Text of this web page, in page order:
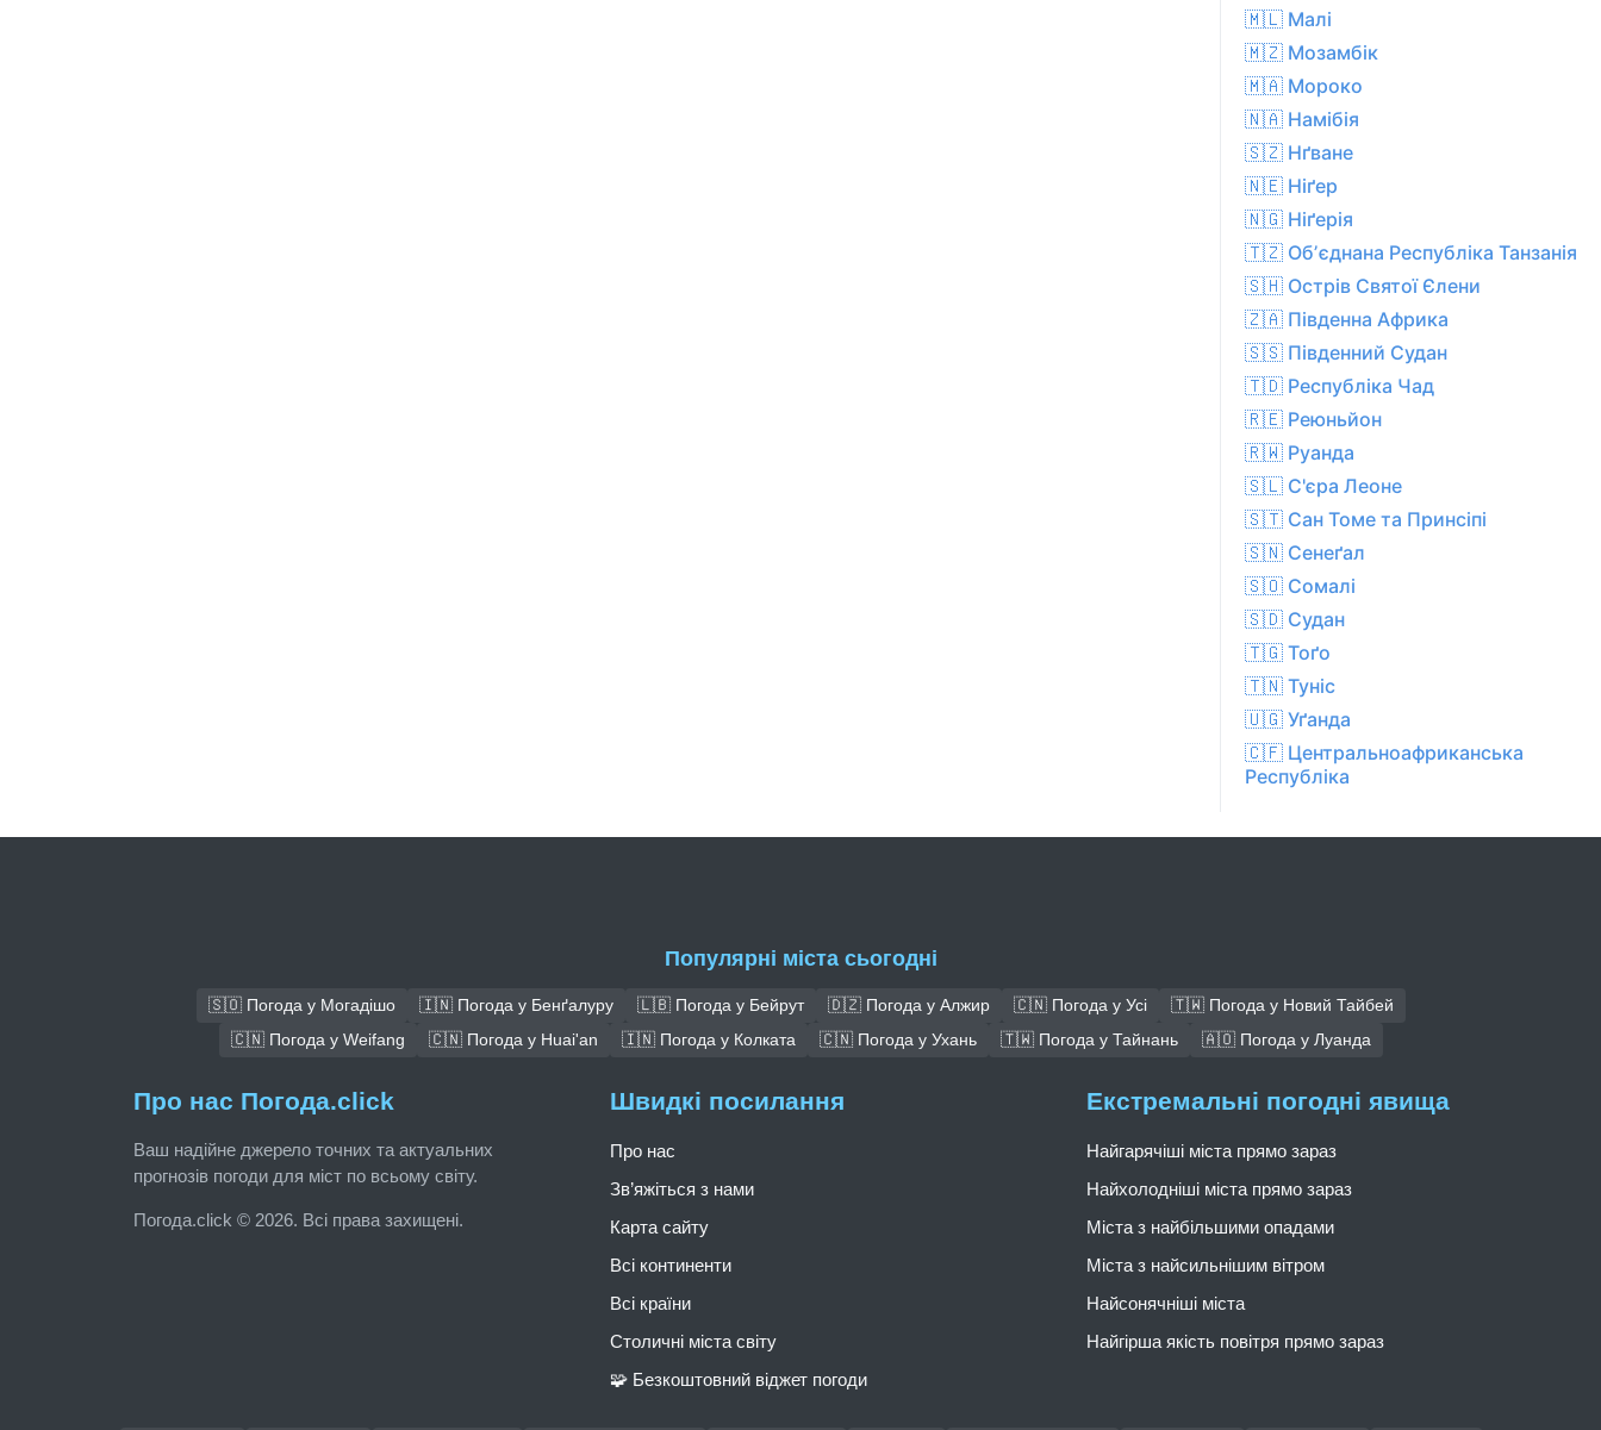
🇲🇱 Малі
🇲🇿 Мозамбік
🇲🇦 Мороко
🇳🇦 Намібія
🇸🇿 Нґване
🇳🇪 Ніґер
🇳🇬 Ніґерія
🇹🇿 Обʼєднана Республіка Танзанія
🇸🇭 Острів Святої Єлени
🇿🇦 Південна Африка
🇸🇸 Південний Судан
🇹🇩 Республіка Чад
🇷🇪 Реюньйон
🇷🇼 Руанда
🇸🇱 С'єра Леоне
🇸🇹 Сан Томе та Принсіпі
🇸🇳 Сенеґал
🇸🇴 Сомалі
🇸🇩 Судан
🇹🇬 Тоґо
🇹🇳 Туніс
🇺🇬 Уґанда
🇨🇫 Центральноафриканська
Республіка
Популярні міста сьогодні
🇸🇴 Погода у Могадішо 🇮🇳 Погода у Бенґалуру 🇱🇧 Погода у Бейрут 🇩🇿 Погода у Алжир 🇨🇳 Погода у Усі
🇹🇼 Погода у Новий Тайбей
🇨🇳 Погода у Weifang
🇨🇳 Погода у Huai'an 🇮🇳 Погода у Колката 🇨🇳 Погода у Ухань 🇹🇼 Погода у Тайнань 🇦🇴 Погода у Луанда
Про нас Погода.click
Ваш надійне джерело точних та актуальних
прогнозів погоди для міст по всьому світу.
Погода.click © 2026. Всі права захищені.
Швидкі посилання
Про нас
Зв’яжіться з нами
Карта сайту
Всі континенти
Всі країни
Столичні міста світу
🧩 Безкоштовний віджет погоди
Екстремальні погодні явища
Найгарячіші міста прямо зараз
Найхолодніші міста прямо зараз
Міста з найбільшими опадами
Міста з найсильнішим вітром
Найсонячніші міста
Найгірша якість повітря прямо зараз